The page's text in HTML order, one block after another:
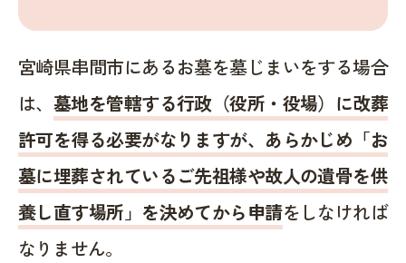
宮崎県串間市にあるお墓を墓じまいをする場合
は、 墓地を管轄する行政（役所・役場）に改葬
許可を得る必要がなりますが、あらかじめ「お
墓に埋葬されているご先祖様や故人の遺骨を供
養し直す場所」を決めてから申請をしなければ
なりません。